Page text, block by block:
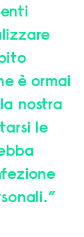
è ormai
nostra
le